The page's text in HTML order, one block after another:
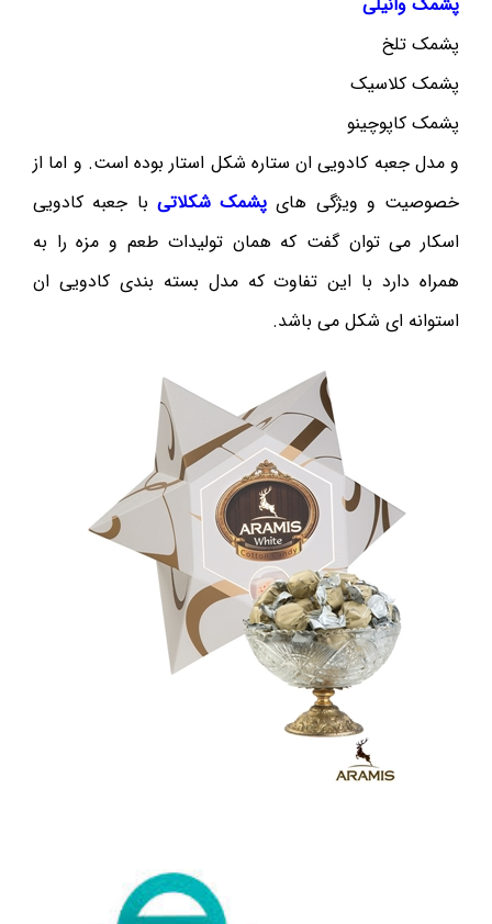
پشمک تلخ
پشمک کلاسیک
پشمک کاپوچینو
و مدل جعبه کادویی ان ستاره شکل استار بوده است. و اما از
خصوصیت و ویژگی های پشمک شکلاتی با جعبه کادویی
اسکار می توان گفت که همان تولیدات طعم و مزه را به
همراه دارد با این تفاوت که مدل بسته بندی کادویی ان
استوانه ای شکل می باشد.